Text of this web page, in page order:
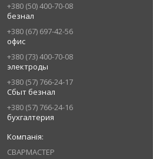
+380 (50) 400-70-08
безнал
+380 (67) 697-42-56
офис
+380 (73) 400-70-08
электроды
+380 (57) 766-24-17
Сбыт безнал
+380 (57) 766-24-16
бухгалтерия
СВАРМАСТЕР